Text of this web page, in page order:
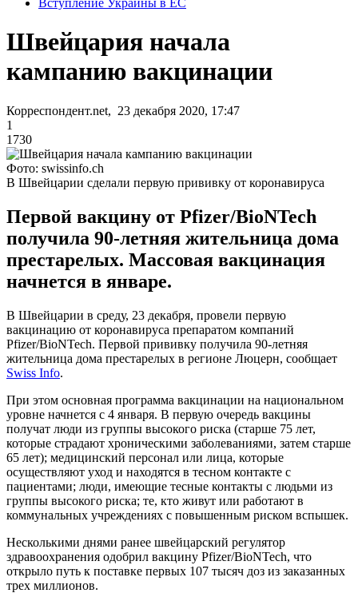
Вступление Украины в ЕС
Швейцария начала
кампанию вакцинации
Корреспондент.net, 23 декабря 2020, 17:47
1
1730
Фото: swissinfo.ch
В Швейцарии сделали первую прививку от коронавируса
Первой вакцину от Pfizer/BioNTech
получила 90-летняя жительница дома
престарелых. Массовая вакцинация
начнется в январе.
В Швейцарии в среду, 23 декабря, провели первую
вакцинацию от коронавируса препаратом компаний
Pfizer/BioNTech. Первой прививку получила 90-летняя
жительница дома престарелых в регионе Люцерн, сообщает
Swiss Info.
При этом основная программа вакцинации на национальном
уровне начнется с 4 января. В первую очередь вакцины
получат люди из группы высокого риска (старше 75 лет,
которые страдают хроническими заболеваниями, затем старше
65 лет); медицинский персонал или лица, которые
осуществляют уход и находятся в тесном контакте с
пациентами; люди, имеющие тесные контакты с людьми из
группы высокого риска; те, кто живут или работают в
коммунальных учреждениях с повышенным риском вспышек.
Несколькими днями ранее швейцарский регулятор
здравоохранения одобрил вакцину Pfizer/BioNTech, что
открыло путь к поставке первых 107 тысяч доз из заказанных
трех миллионов.